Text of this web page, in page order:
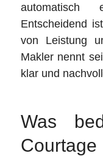
automatisch
Entscheidend
von Leistung
Makler nennt
klar und
Was